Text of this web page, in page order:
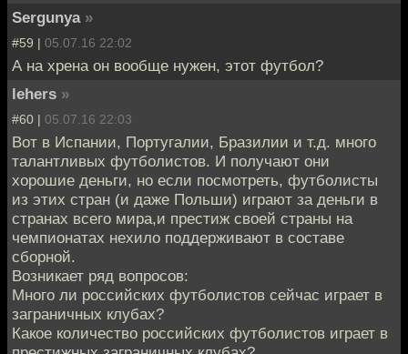
Sergunya »
#59 | 05.07.16 22:02
А на хрена он вообще нужен, этот футбол?
lehers »
#60 | 05.07.16 22:03
Вот в Испании, Португалии, Бразилии и т.д. много
талантливых футболистов. И получают они
хорошие деньги, но если посмотреть, футболисты
из этих стран (и даже Польши) играют за деньги в
странах всего мира,и престиж своей страны на
чемпионатах нехило поддерживают в составе
сборной.
Возникает ряд вопросов:
Много ли российских футболистов сейчас играет в
заграничных клубах?
Какое количество российских футболистов играет в